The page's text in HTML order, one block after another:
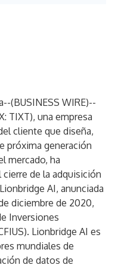
(BUSINESS WIRE)--
TIXT), una empresa
cliente que diseña,
próxima generación
mercado, ha
de la adquisición
AI, anunciada
diciembre de 2020,
Inversiones
Lionbridge AI es
mundiales de
de datos de